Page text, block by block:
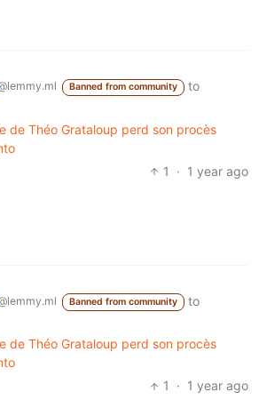
Banned from community
to
de Théo Grataloup perd son procès
1
· 1 year ago
Banned from community
to
de Théo Grataloup perd son procès
1
· 1 year ago